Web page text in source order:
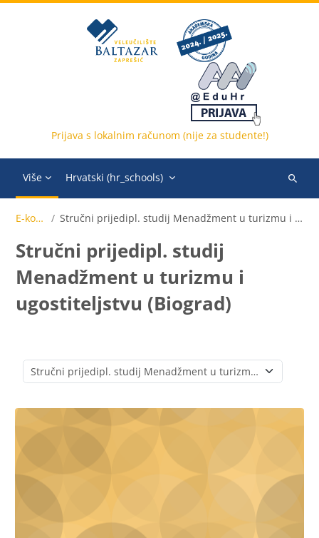
Prijava s lokalnim računom (nije za studente!)
Više Hrvatski ‎(hr_schools)‎
Pretraži
kolegije
E-kolegiji Stručni prijedipl. studij Menadžment u turizmu i ugostiteljstvu (Biograd)
Stručni prijedipl. studij
Menadžment u turizmu i
ugostiteljstvu (Biograd)
Popis e-kolegija